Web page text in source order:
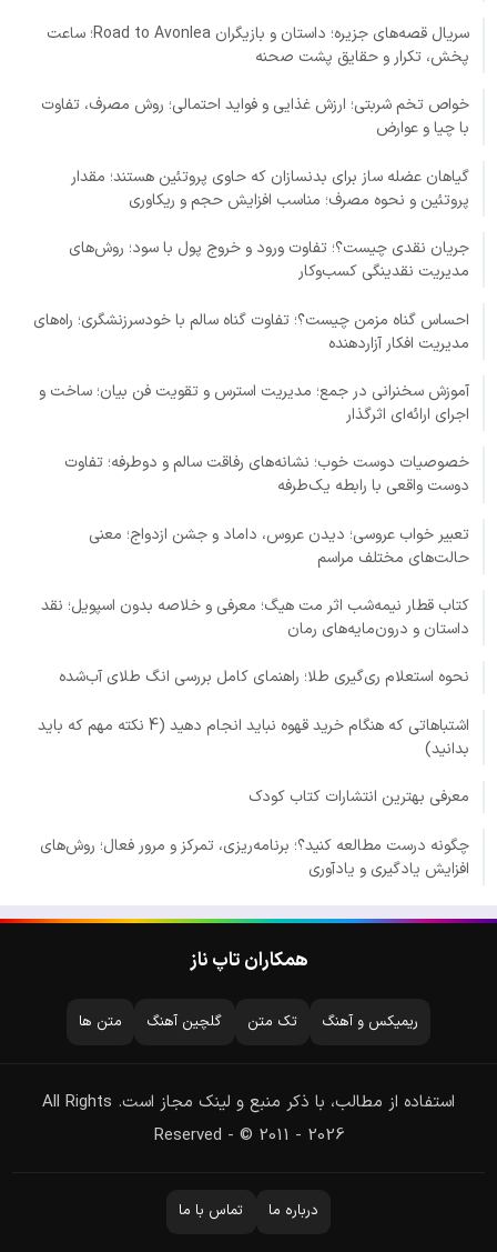
سریال قصه‌های جزیره؛ داستان و بازیگران Road to Avonlea؛ ساعت
پخش، تکرار و حقایق پشت صحنه
خواص تخم شربتی؛ ارزش غذایی و فواید احتمالی؛ روش مصرف، تفاوت
با چیا و عوارض
گیاهان عضله ساز برای بدنسازان که حاوی پروتئین هستند؛ مقدار
پروتئین و نحوه مصرف؛ مناسب افزایش حجم و ریکاوری
جریان نقدی چیست؟؛ تفاوت ورود و خروج پول با سود؛ روش‌های
مدیریت نقدینگی کسب‌وکار
احساس گناه مزمن چیست؟؛ تفاوت گناه سالم با خودسرزنشگری؛ راه‌های
مدیریت افکار آزاردهنده
آموزش سخنرانی در جمع؛ مدیریت استرس و تقویت فن بیان؛ ساخت و
اجرای ارائه‌ای اثرگذار
خصوصیات دوست خوب؛ نشانه‌های رفاقت سالم و دوطرفه؛ تفاوت
دوست واقعی با رابطه یک‌طرفه
تعبیر خواب عروسی؛ دیدن عروس، داماد و جشن ازدواج؛ معنی
حالت‌های مختلف مراسم
کتاب قطار نیمه‌شب اثر مت هیگ؛ معرفی و خلاصه بدون اسپویل؛ نقد
داستان و درون‌مایه‌های رمان
نحوه استعلام ری‌گیری طلا؛ راهنمای کامل بررسی انگ طلای آب‌شده
اشتباهاتی که هنگام خرید قهوه نباید انجام دهید (4 نکته مهم که باید
بدانید)
معرفی بهترین انتشارات کتاب کودک
چگونه درست مطالعه کنید؟؛ برنامه‌ریزی، تمرکز و مرور فعال؛ روش‌های
افزایش یادگیری و یادآوری
همکاران تاپ ناز
ریمیکس و آهنگ تک متن گلچین آهنگ متن ها
استفاده از مطالب، با ذکر منبع و لینک مجاز است. All Rights
Reserved - © 2011 - 2026
درباره ما تماس با ما